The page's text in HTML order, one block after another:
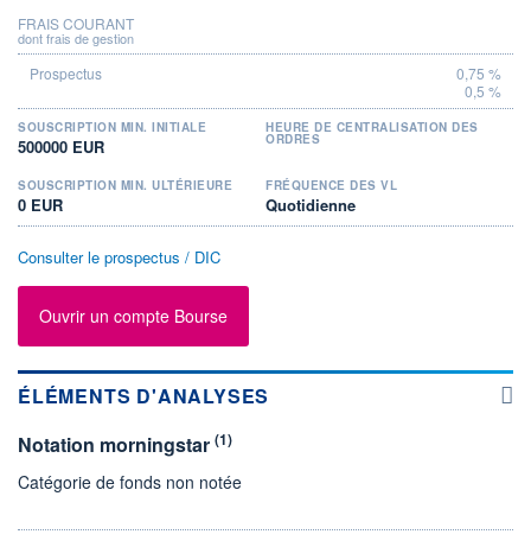
FRAIS COURANT
dont frais de gestion
0,75 %
0,5 %
SOUSCRIPTION MIN. INITIALE
500000 EUR
HEURE DE CENTRALISATION DES
ORDRES
SOUSCRIPTION MIN. ULTÉRIEURE
0 EUR
FRÉQUENCE DES VL
Quotidienne
Consulter le prospectus / DIC
Ouvrir un compte Bourse
ÉLÉMENTS D'ANALYSES
Notation morningstar (1)
Catégorie de fonds non notée